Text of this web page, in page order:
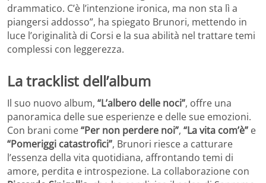
drammatico. C’è l’intenzione ironica, ma non sta lì a
piangersi addosso”, ha spiegato Brunori, mettendo in
luce l’originalità di Corsi e la sua abilità nel trattare temi
complessi con leggerezza.
La tracklist dell’album
Il suo nuovo album, “L’albero delle noci”, offre una
panoramica delle sue esperienze e delle sue emozioni.
Con brani come“Per non perdere noi”, “La vita com’è” e
“Pomeriggi catastrofici”, Brunori riesce a catturare
l’essenza della vita quotidiana, affrontando temi di
amore, perdita e introspezione. La collaborazione con